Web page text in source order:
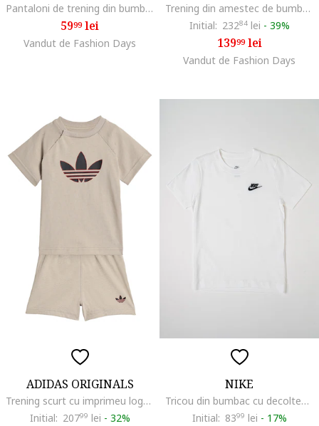
Pantaloni de trening din bumbac cu buzunare laterale, Negru
5999lei
Vandut de Fashion Days
Trening din amestec de bumbac cu imprimeu, Albastru royal/Alb murdar
Initial: 23284lei - 39%
13999lei
Vandut de Fashion Days
ADIDAS ORIGINALS
Trening scurt cu imprimeu logo, Bej
Initial: 20799 lei - 32%
NIKE
Tricou din bumbac cu decolteu la baza gatului Futura, Alb
Initial: 8399 lei - 17%